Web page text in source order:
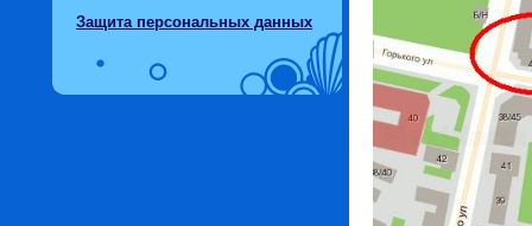
Защита персональных данных